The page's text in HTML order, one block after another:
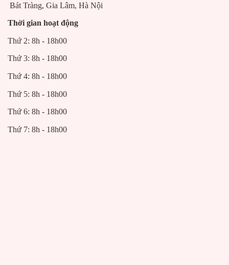
Bát Tràng, Gia Lâm, Hà Nội
Thời gian hoạt động
Thứ 2: 8h - 18h00
Thứ 3: 8h - 18h00
Thứ 4: 8h - 18h00
Thứ 5: 8h - 18h00
Thứ 6: 8h - 18h00
Thứ 7: 8h - 18h00